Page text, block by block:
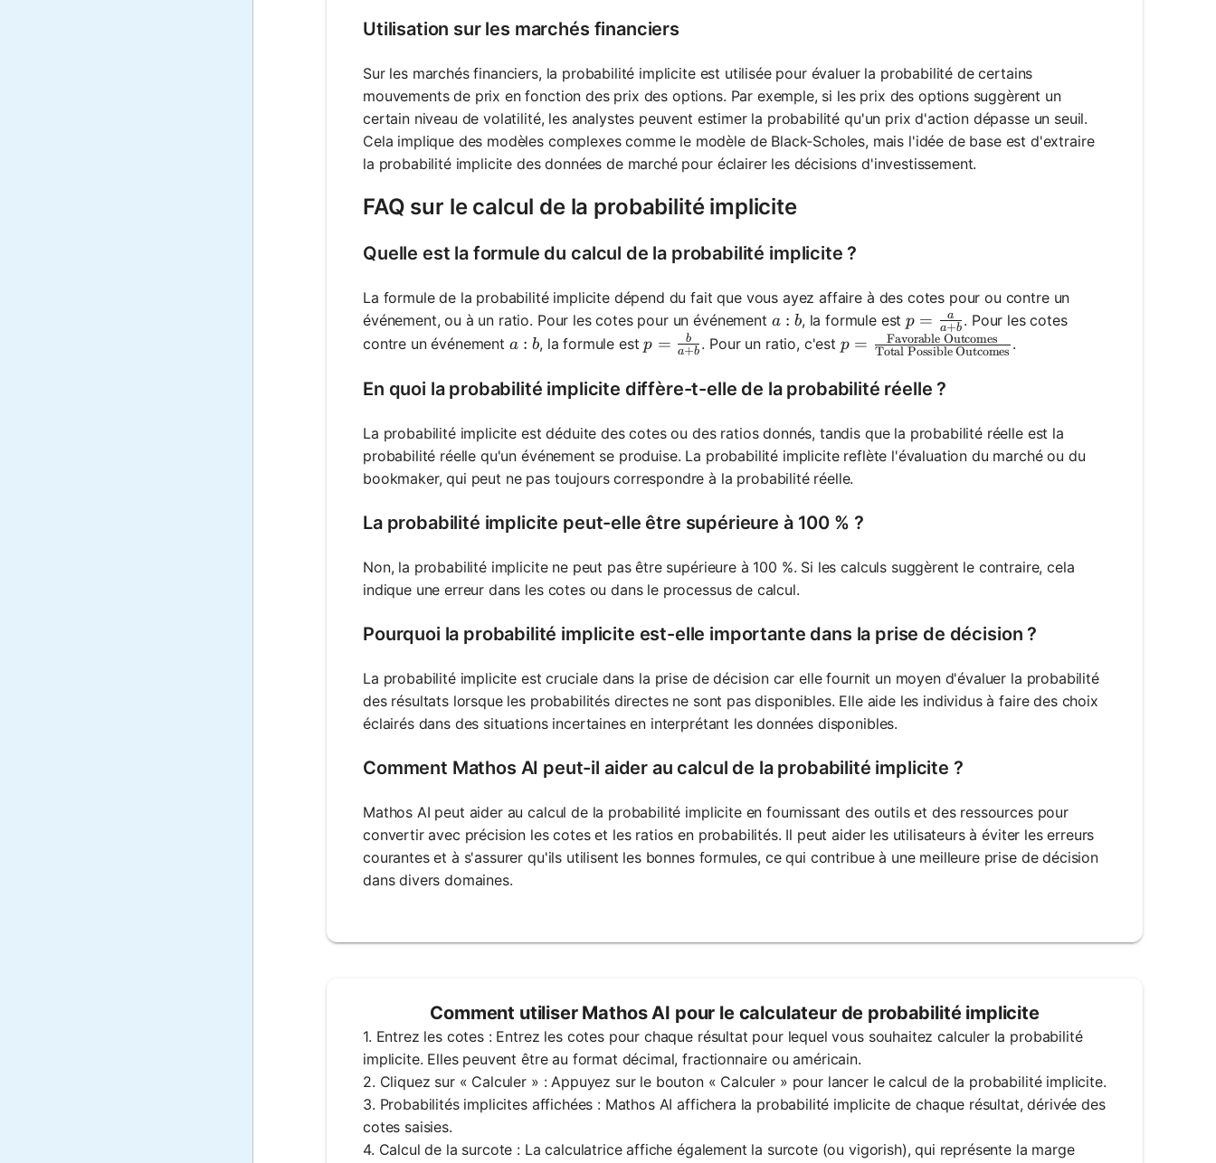
Utilisation sur les marchés financiers
Sur les marchés financiers, la probabilité implicite est utilisée pour évaluer la probabilité de certains
mouvements de prix en fonction des prix des options. Par exemple, si les prix des options suggèrent un
certain niveau de volatilité, les analystes peuvent estimer la probabilité qu'un prix d'action dépasse un seuil.
Cela implique des modèles complexes comme le modèle de Black-Scholes, mais l'idée de base est d'extraire
la probabilité implicite des données de marché pour éclairer les décisions d'investissement.
FAQ sur le calcul de la probabilité implicite
Quelle est la formule du calcul de la probabilité implicite ?
La formule de la probabilité implicite dépend du fait que vous ayez affaire à des cotes pour ou contre un
événement, ou à un ratio. Pour les cotes pour un événement a:b
a : b, la formule estp = \frac{a}{a + b}
p = a+b
a
. Pour les cotes
contre un événement a:b
a : b, la formule estp = \frac{b}{a + b}
p = a+b
b . Pour un ratio, c'est p = \frac{\text{Favorable
p = Total Possible Outcomes
Favorable Outcomes .
En quoi la probabilité implicite diffère-t-elle de la probabilité réelle ?
La probabilité implicite est déduite des cotes ou des ratios donnés, tandis que la probabilité réelle est la
probabilité réelle qu'un événement se produise. La probabilité implicite reflète l'évaluation du marché ou du
bookmaker, qui peut ne pas toujours correspondre à la probabilité réelle.
La probabilité implicite peut-elle être supérieure à 100 % ?
Non, la probabilité implicite ne peut pas être supérieure à 100 %. Si les calculs suggèrent le contraire, cela
indique une erreur dans les cotes ou dans le processus de calcul.
Pourquoi la probabilité implicite est-elle importante dans la prise de décision ?
La probabilité implicite est cruciale dans la prise de décision car elle fournit un moyen d'évaluer la probabilité
des résultats lorsque les probabilités directes ne sont pas disponibles. Elle aide les individus à faire des choix
éclairés dans des situations incertaines en interprétant les données disponibles.
Comment Mathos AI peut-il aider au calcul de la probabilité implicite ?
Mathos AI peut aider au calcul de la probabilité implicite en fournissant des outils et des ressources pour
convertir avec précision les cotes et les ratios en probabilités. Il peut aider les utilisateurs à éviter les erreurs
courantes et à s'assurer qu'ils utilisent les bonnes formules, ce qui contribue à une meilleure prise de décision
dans divers domaines.
Comment utiliser Mathos AI pour le calculateur de probabilité implicite
1. Entrez les cotes : Entrez les cotes pour chaque résultat pour lequel vous souhaitez calculer la probabilité
implicite. Elles peuvent être au format décimal, fractionnaire ou américain.
2. Cliquez sur « Calculer » : Appuyez sur le bouton « Calculer » pour lancer le calcul de la probabilité implicite.
3. Probabilités implicites affichées : Mathos AI affichera la probabilité implicite de chaque résultat, dérivée des
cotes saisies.
4. Calcul de la surcote : La calculatrice affiche également la surcote (ou vigorish), qui représente la marge